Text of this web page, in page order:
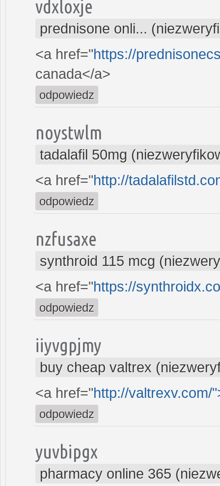
vdxloxje
prednisone onli...
<a href="https://
canada</a>
odpowiedz
noystwlm
tadalafil 50mg
<a href="http://
odpowiedz
nzfusaxe
synthroid 115 mcg
<a href="https://
odpowiedz
iiyvgpjmy
buy cheap valtrex
<a href="http://valtrexv.com/
odpowiedz
yuvbipgx
pharmacy online 365